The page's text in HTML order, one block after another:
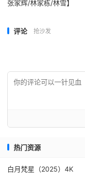
张家辉/林家栋/林雪】
评论 抢沙发
热门资源
白月梵星（2025）4K